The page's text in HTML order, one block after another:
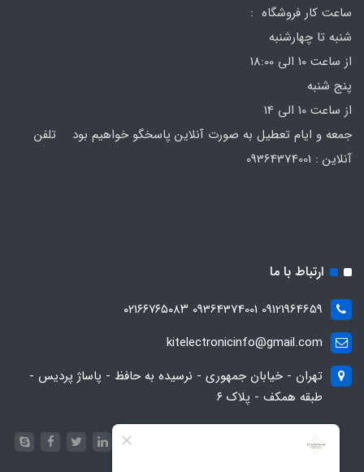
ساعت کار فروشگاه :
شنبه تا چهارشنبه
از ساعت 10 الی 18:00
پنج شنبه
از ساعت 10 الی 14
جمعه و ایام تعطیل به صورت آنلاین پاسخگو خواهیم بود تلفن
ارتباط با ما
09121964659 09364374001 ۰۲۱۶۶۷۶۵۰۸۳
kitelectronicinfo@gmail.com
تهران - خیابان جمهوری - نرسیده به حافظ - پاساژ پردیس -
طبقه همکف - پلاک ۶